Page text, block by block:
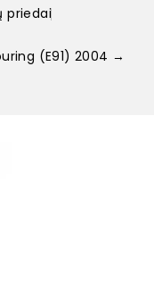
priedai
(E91) 2004 →